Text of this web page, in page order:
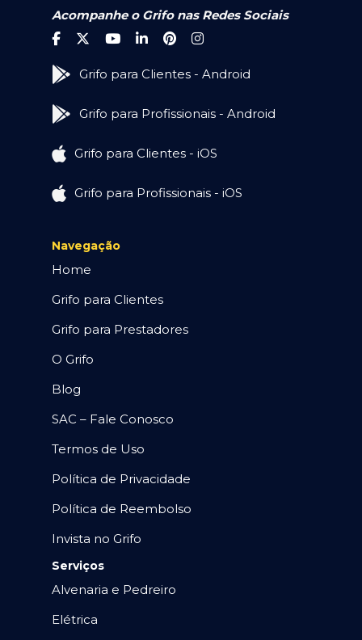
Acompanhe o Grifo nas Redes Sociais
Grifo para Clientes - Android
Grifo para Profissionais - Android
Grifo para Clientes - iOS
Grifo para Profissionais - iOS
Navegação
Home
Grifo para Clientes
Grifo para Prestadores
O Grifo
Blog
SAC – Fale Conosco
Termos de Uso
Política de Privacidade
Política de Reembolso
Invista no Grifo
Serviços
Alvenaria e Pedreiro
Elétrica